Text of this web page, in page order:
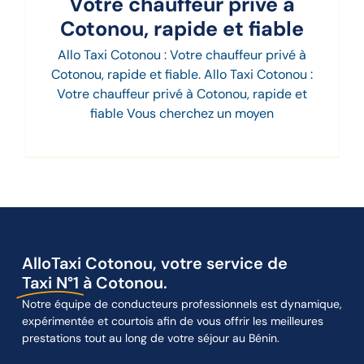
Cotonou, rapide et fiable
Allo Taxi Cotonou : Votre chauffeur privé à
Cotonou, rapide et fiable. Allo Taxi Cotonou :
Votre chauffeur privé à Cotonou, rapide et
fiable Vous cherchez un moyen
AlloTaxi Cotonou, votre service de
Taxi N°1 à Cotonou.
Notre équipe de conducteurs professionnels est dynamique,
expérimentée et courtois afin de vous offrir les meilleures
prestations tout au long de votre séjour au Bénin.